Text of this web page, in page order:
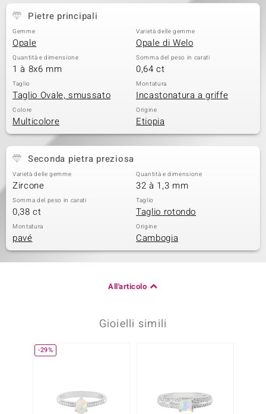
Pietre principali
Gemme
Opale
Varietà delle gemme
Opale di Welo
Quantità e dimensione
1 à 8x6 mm
Somma del peso in carati
0,64 ct
Taglio
Taglio Ovale, smussato
Montatura
Incastonatura a griffe
Colore
Multicolore
Origine
Etiopia
Seconda pietra preziosa
Varietà delle gemme
Zircone
Quantità e dimensione
32 à 1,3 mm
Somma del peso in carati
0,38 ct
Taglio
Taglio rotondo
Montatura
pavé
Origine
Cambogia
All'articolo
Gioielli simili
-29%